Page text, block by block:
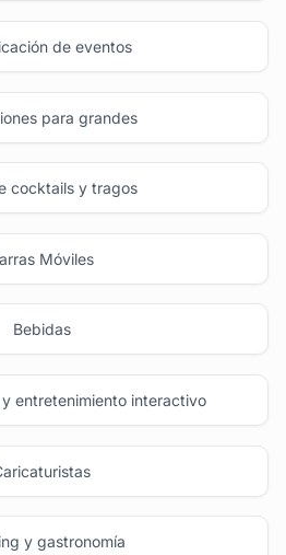
de eventos
para grandes
cocktails y tragos
Móviles
Bebidas
entretenimiento interactivo
y gastronomía